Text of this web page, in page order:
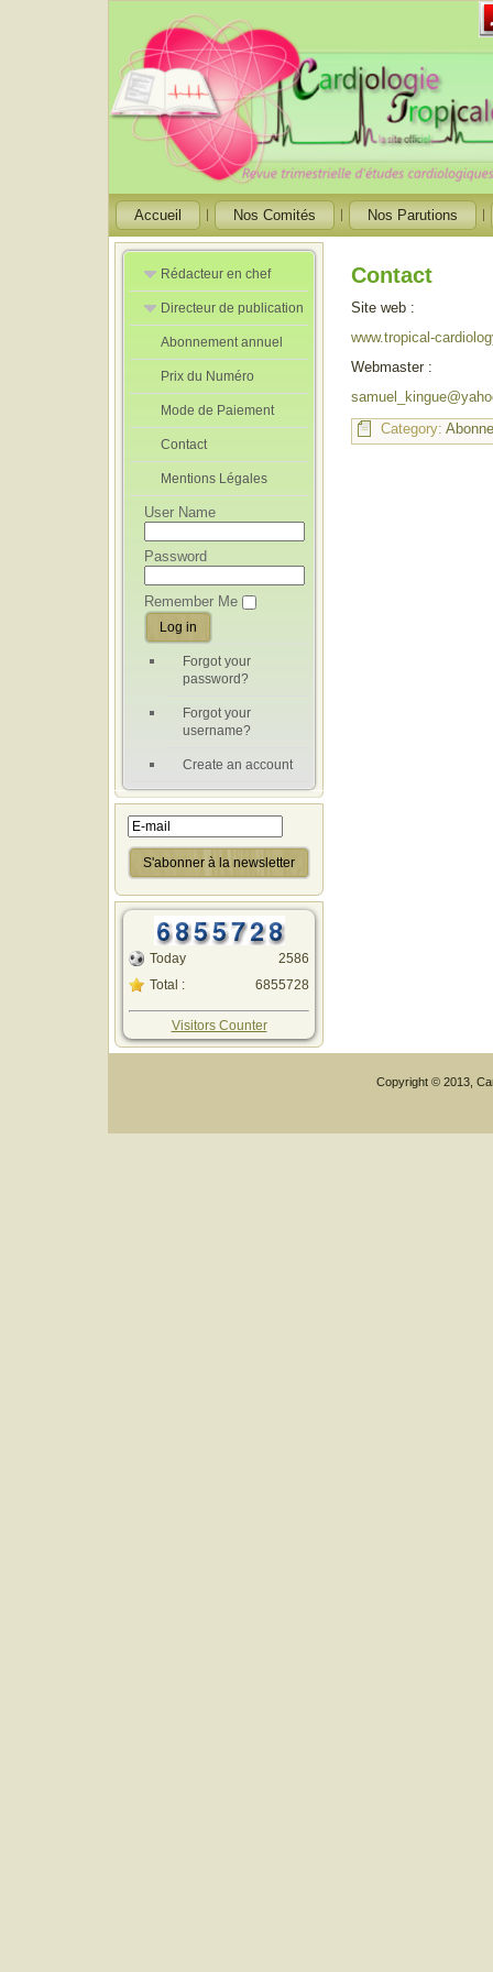
Accueil Nos Comités Nos Parutions
Rédacteur en chef
Rédacteurs en
Chef Adjoint
Directeur de publication
Directeur de
publication
adjoint
Abonnement annuel
Prix du Numéro
Mode de Paiement
Contact
Mentions Légales
User Name
Password
Remember Me
Forgot your
password?
Forgot your
username?
Create an account
Today
Total :
2586
6855728
Visitors Counter
Contact
Site web :
www.tropical-
Webmaster :
Category:
Copyright © 2013,